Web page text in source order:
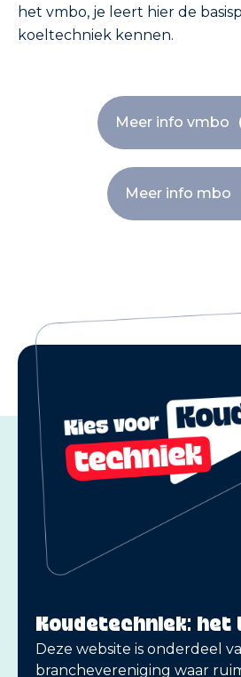
het vmbo, je leert hier de
koeltechniek kennen.
Meer info vmbo
Meer info mbo
Koudetechniek: het
Deze website is onderdeel
branchevereniging waar